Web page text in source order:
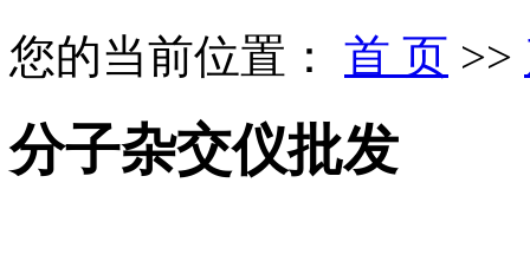
您的当前位置： 首 页 >>
分子杂交仪批发